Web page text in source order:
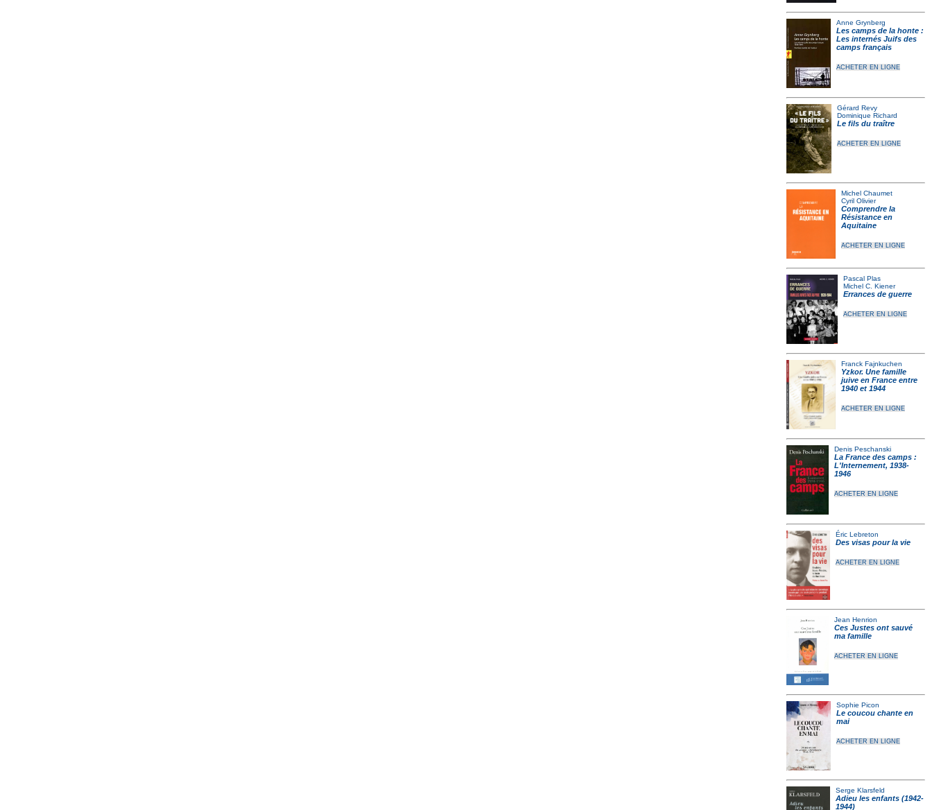
Anne Grynberg
Les camps de la honte :
Les internés Juifs des
camps français
ACHETER EN LIGNE
Gérard Revy
Dominique Richard
Le fils du traître
ACHETER EN LIGNE
Michel Chaumet
Cyril Olivier
Comprendre la
Résistance en
Aquitaine
ACHETER EN LIGNE
Pascal Plas
Michel C. Kiener
Errances de guerre
ACHETER EN LIGNE
Franck Fajnkuchen
Yzkor. Une famille
juive en France entre
1940 et 1944
ACHETER EN LIGNE
Denis Peschanski
La France des camps :
L'Internement, 1938-
1946
ACHETER EN LIGNE
Éric Lebreton
Des visas pour la vie
ACHETER EN LIGNE
Jean Henrion
Ces Justes ont sauvé
ma famille
ACHETER EN LIGNE
Sophie Picon
Le coucou chante en
mai
ACHETER EN LIGNE
Serge Klarsfeld
Adieu les enfants (1942-
1944)